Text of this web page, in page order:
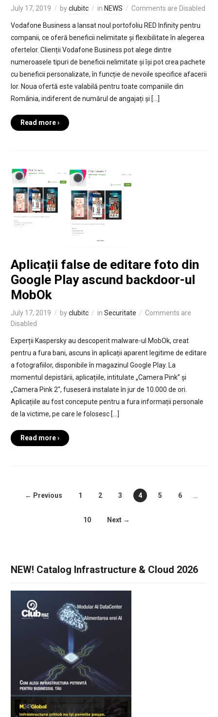
July 17, 2019 byclubitc in NEWS Comments are Disabled
Vodafone Business a lansat noul portofoliu RED Infinity pentru
companii, ce oferă beneficii nelimitate și flexibilitate în alegerea
ofertelor. Clienții Vodafone Business pot alege dintre
numeroasele tipuri de beneficii nelimitate și își pot crea pachete
cu beneficii personalizate, în funcție de nevoile specifice afacerii
lor. Noua ofertă este valabilă pentru toate companiile din
România, indiferent de numărul de angajați și […]
Read more ›
Aplicații false de editare foto din
Google Play ascund backdoor-ul
MobOk
July 17, 2019 byclubitc in Securitate
Comments are
Disabled
Experții Kaspersky au descoperit malware-ul MobOk, creat
pentru a fura bani, ascuns în aplicații aparent legitime de editare
a fotografiilor, disponibile în magazinul Google Play. La
momentul depistării, aplicațiile, intitulate „Camera Pink” și
„Camera Pink 2″, fuseseră instalate în jur de 10.000 de ori.
Aplicațiile au fost concepute pentru a fura informații personale
de la victime, pe care le folosesc […]
Read more ›
← Previous 1 2 3 4 5 6
10 Next →
NEW! Catalog Infrastructure & Cloud 2026